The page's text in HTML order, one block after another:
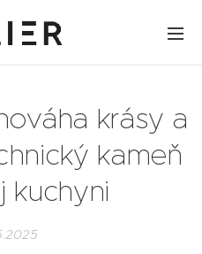
krásy a
kameň
kuchyni